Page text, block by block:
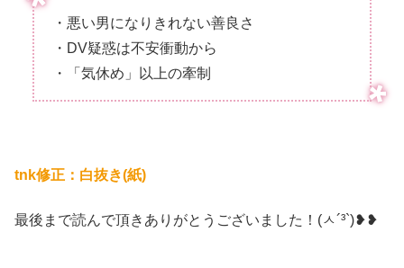
・悪い男になりきれない善良さ
・DV疑惑は不安衝動から
・「気休め」以上の牽制
tnk修正：白抜き(紙)
最後まで読んで頂きありがとうございました！(ㅅ´³`)❥❥